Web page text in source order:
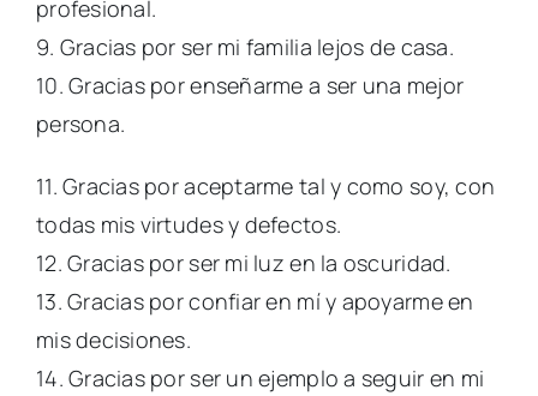
profesional.
9. Gracias por ser mi familia lejos de casa.
10. Gracias por enseñarme a ser una mejor
persona.
11. Gracias por aceptarme tal y como soy, con
todas mis virtudes y defectos.
12. Gracias por ser mi luz en la oscuridad.
13. Gracias por confiar en mí y apoyarme en
mis decisiones.
14. Gracias por ser un ejemplo a seguir en mi